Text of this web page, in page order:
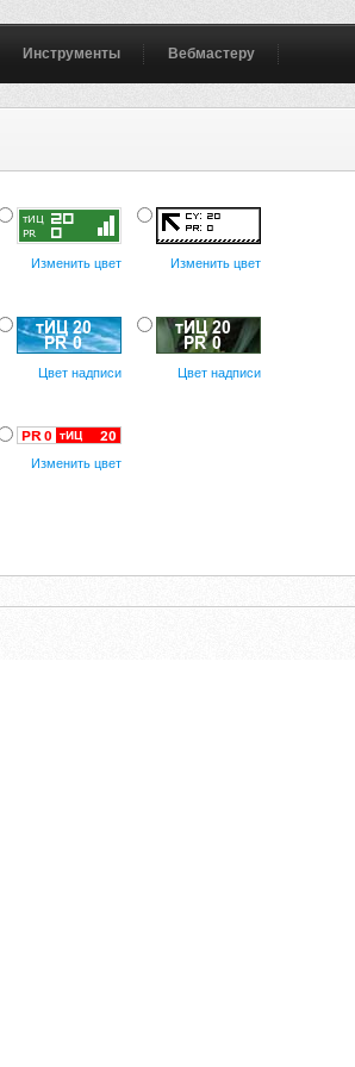
Инструменты Вебмастеру
Изменить цвет Изменить цвет
Цвет надписи Цвет надписи
Изменить цвет